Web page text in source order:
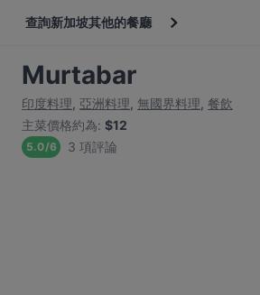
查詢新加坡其他的餐廳
Murtabar
印度料理, 亞洲料理, 無國界料理, 餐飲
主菜價格約為: $12
5.0/6 3 項評論